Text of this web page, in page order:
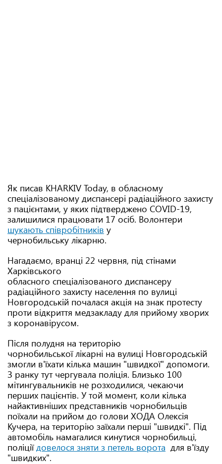
Як писав KHARKIV Today, в обласному
спеціалізованому диспансері радіаційного захисту
з пацієнтами, у яких підтверджено COVID-19,
залишилися працювати 17 осіб. Волонтери
шукають співробітників у
чернобильську лікарню.
Нагадаємо, вранці 22 червня, під стінами
Харківського
обласного спеціалізованого диспансеру
радіаційного захисту населення по вулиці
Новгородській почалася акція на знак протесту
проти відкриття медзакладу для прийому хворих
з коронавірусом.
Після полудня на територію
чорнобильської лікарні на вулиці Новгородській
змогли в'їхати кілька машин "швидкої" допомоги.
З ранку тут чергувала поліція. Близько 100
мітингувальників не розходилися, чекаючи
перших пацієнтів. У той момент, коли кілька
найактивніших представників чорнобильців
поїхали на прийом до голови ХОДА Олексія
Кучера, на територію заїхали перші "швидкі". Під
автомобіль намагалися кинутися чорнобильці,
поліціїдовелося зняти з петель ворота для в'їзду
"швидких".